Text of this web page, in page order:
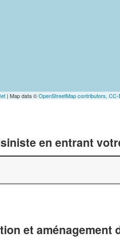
| Map data ©OpenStreetMap contributors, CC-
en entrant
et aménagement